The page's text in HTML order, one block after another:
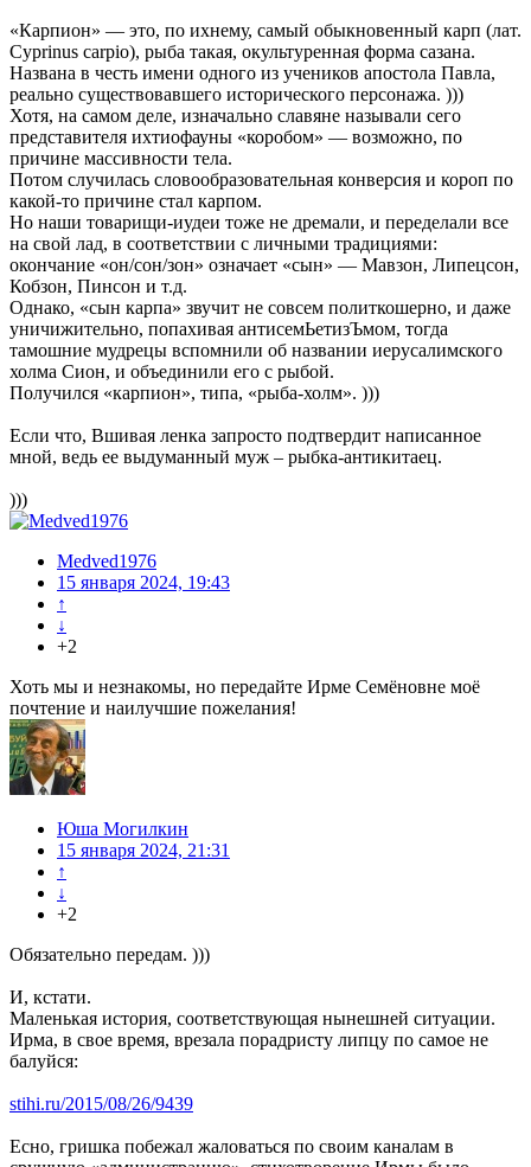
«Карпион» — это, по ихнему, самый обыкновенный карп (лат.
Cyprinus carpio), рыба такая, окультуренная форма сазана.
Названа в честь имени одного из учеников апостола Павла,
реально существовавшего исторического персонажа. )))
Хотя, на самом деле, изначально славяне называли сего
представителя ихтиофауны «коробом» — возможно, по
причине массивности тела.
Потом случилась словообразовательная конверсия и короп по
какой-то причине стал карпом.
Но наши товарищи-иудеи тоже не дремали, и переделали все
на свой лад, в соответствии с личными традициями:
окончание «он/сон/зон» означает «сын» — Мавзон, Липецсон,
Кобзон, Пинсон и т.д.
Однако, «сын карпа» звучит не совсем политкошерно, и даже
уничижительно, попахивая антисемЬетизЪмом, тогда
тамошние мудрецы вспомнили об названии иерусалимского
холма Сион, и объединили его с рыбой.
Получился «карпион», типа, «рыба-холм». )))
Если что, Вшивая ленка запросто подтвердит написанное
мной, ведь ее выдуманный муж – рыбка-антикитаец.
)))
Medved1976
15 января 2024, 19:43
↑
↓
+2
Хоть мы и незнакомы, но передайте Ирме Семёновне моё
почтение и наилучшие пожелания!
Юша Могилкин
15 января 2024, 21:31
↑
↓
+2
Обязательно передам. )))
И, кстати.
Маленькая история, соответствующая нынешней ситуации.
Ирма, в свое время, врезала порадристу липцу по самое не
балуйся:
stihi.ru/2015/08/26/9439
Есно, гришка побежал жаловаться по своим каналам в